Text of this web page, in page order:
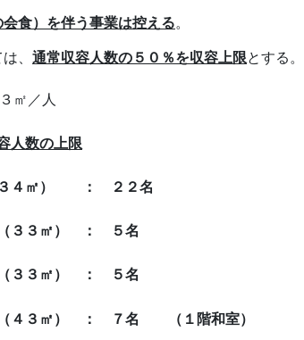
食）を伴う事業は控える。
、 通常収容人数の５０％を収容上限とする。
㎡／人
人数の上限
㎡） ： ２２名
㎡） ： ５名
㎡） ： ５名
㎡） ： ７名 （１階和室）